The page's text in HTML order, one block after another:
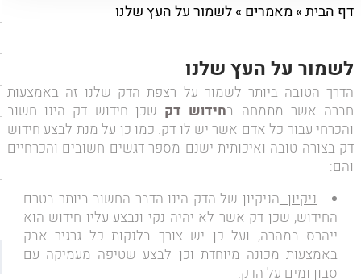
דף הבית» מאמרים»לשמור על העץ שלנו
לשמור על העץ שלנו
הדרך הטובה ביותר לשמור על רצפת הדק שלנו זה באמצעות
חברה אשר מתמחה בחידוש דק שכן חידוש דק הינו חשוב
והכרחי עבור כל אדם אשר יש לו דק. כמו כן על מנת לבצע חידוש
דק בצורה טובה ואיכותית ישנם מספר דגשים חשובים והכרחיים
והם:
ניקיון-הניקיון של הדק הינו הדבר החשוב ביותר בטרם
החידוש, שכן דק אשר לא יהיה נקי ונבצע עליו חידוש הוא
ייהרס במהרה, ועל כן יש צורך בלנקות כל גרגיר אבק
באמצעות מכונה מיוחדת וכן לבצע שטיפה מעמיקה עם
סבון ומים על הדק.